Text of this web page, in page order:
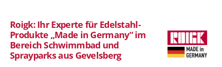
Roigk: Ihr Experte für Edelstahl-
Produkte „Made in Germany“ im
Bereich Schwimmbad und
Sprayparks aus Gevelsberg